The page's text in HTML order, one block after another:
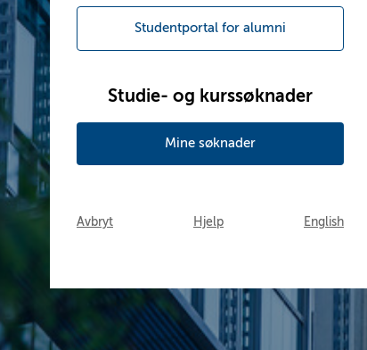
Studentportal for alumni
Studie- og kurssøknader
Mine søknader
Avbryt Hjelp English